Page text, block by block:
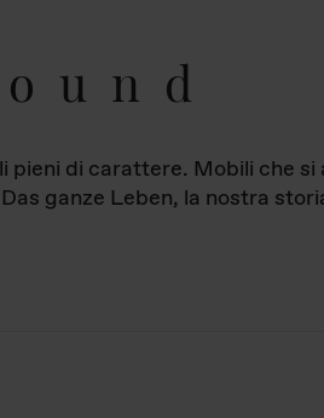
pieni di carattere. Mobili che
ganze Leben, la nostra